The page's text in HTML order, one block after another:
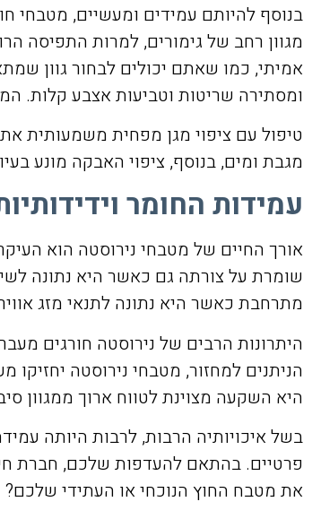
בנוסף להיותם עמידים ומעשיים, מטבחי
מגוון רחב של גימורים, למרות התפיסה
אמיתי, כמו שאתם יכולים לבחור גוון
ומסתירה שריטות וטביעות אצבע קלות.
טיפול עם ציפוי מגן מפחית משמעותית
מגבת ומים, בנוסף, ציפוי האבקה מונע
עמידות החומר
אורך החיים של מטבחי נירוסטה הוא
שומרת על צורתה גם כאשר היא נתונה
מתרחבת כאשר היא נתונה לתנאי מזג
היתרונות הרבים של נירוסטה חורגים
הניתנים למחזור, מטבחי נירוסטה
היא השקעה מצוינת לטווח ארוך ממגוון
בשל איכויותיה הרבות, לרבות היותה
פרטיים. בהתאם להעדפות שלכם, חברת
את מטבח החוץ הנוכחי או העתידי שלכם?